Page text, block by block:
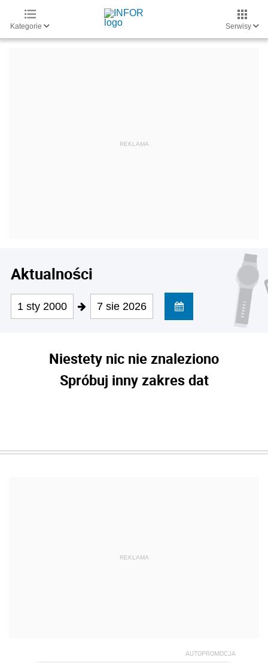
Kategorie Serwisy
Aktualności
1 sty 2000 7 sie 2026
Niestety nic nie znaleziono
Spróbuj inny zakres dat
REKLAMA
AUTOPROMOCJA